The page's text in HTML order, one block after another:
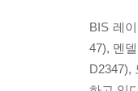
BIS 레
47), 멘
D2347),